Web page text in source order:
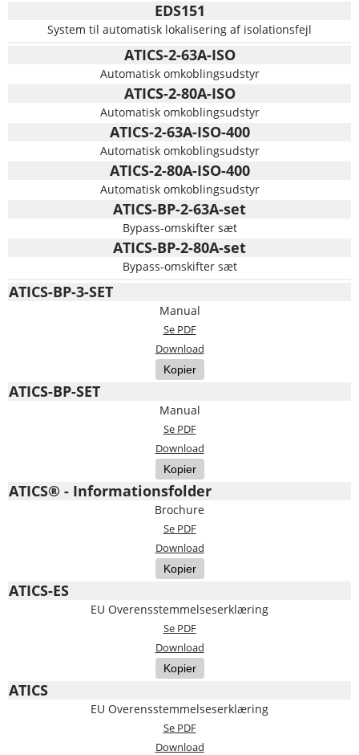
EDS151
System til automatisk lokalisering af isolationsfejl
ATICS-2-63A-ISO
Automatisk omkoblingsudstyr
ATICS-2-80A-ISO
Automatisk omkoblingsudstyr
ATICS-2-63A-ISO-400
Automatisk omkoblingsudstyr
ATICS-2-80A-ISO-400
Automatisk omkoblingsudstyr
ATICS-BP-2-63A-set
Bypass-omskifter sæt
ATICS-BP-2-80A-set
Bypass-omskifter sæt
ATICS-BP-3-SET
Manual
Se PDF
Download
Kopier
ATICS-BP-SET
Manual
Se PDF
Download
Kopier
ATICS® - Informationsfolder
Brochure
Se PDF
Download
Kopier
ATICS-ES
EU Overensstemmelseserklæring
Se PDF
Download
Kopier
ATICS
EU Overensstemmelseserklæring
Se PDF
Download